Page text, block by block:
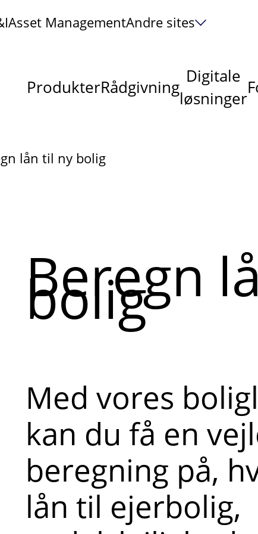
Asset ManagementAndre sites
ProdukterRådgivning
Digitale
løsninger
lån til ny bolig
Beregn
bolig
Med vores
kan du få en
beregning på,
lån til ejerbolig,